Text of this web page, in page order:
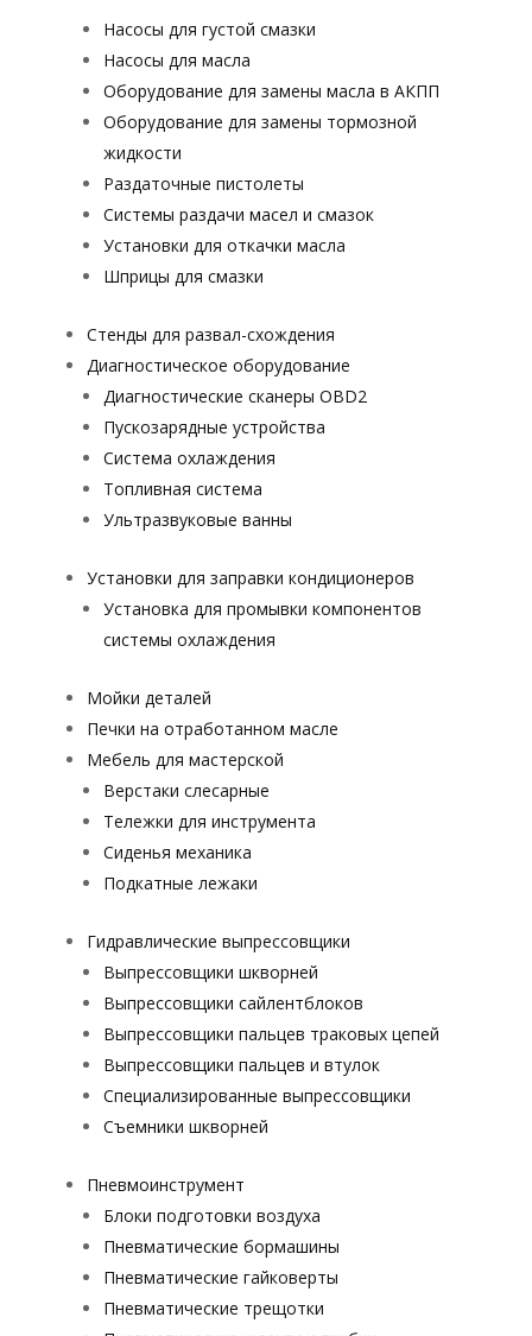
Насосы для густой смазки
Насосы для масла
Оборудование для замены масла в АКПП
Оборудование для замены тормозной
жидкости
Раздаточные пистолеты
Системы раздачи масел и смазок
Установки для откачки масла
Шприцы для смазки
Стенды для развал-схождения
Диагностическое оборудование
Диагностические сканеры OBD2
Пускозарядные устройства
Система охлаждения
Топливная система
Ультразвуковые ванны
Установки для заправки кондиционеров
Установка для промывки компонентов
системы охлаждения
Мойки деталей
Печки на отработанном масле
Мебель для мастерской
Верстаки слесарные
Тележки для инструмента
Сиденья механика
Подкатные лежаки
Гидравлические выпрессовщики
Выпрессовщики шкворней
Выпрессовщики сайлентблоков
Выпрессовщики пальцев траковых цепей
Выпрессовщики пальцев и втулок
Специализированные выпрессовщики
Cъемники шкворней
Пневмоинструмент
Блоки подготовки воздуха
Пневматические бормашины
Пневматические гайковерты
Пневматические трещотки